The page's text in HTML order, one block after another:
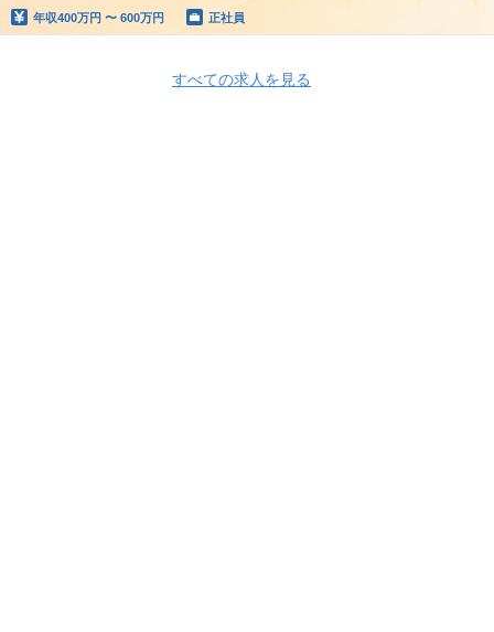
年収400万円 〜 600万円 正社員
すべての求人を見る